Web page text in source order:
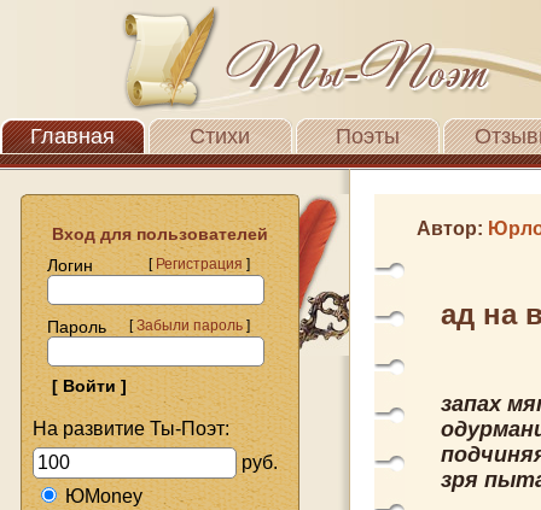
Главная Стихи Поэты
Вход для пользователей
Логин
[Регистрация]
Пароль [Забыли пароль]
На развитие Ты-Поэт:
руб.
ЮMoney
Автор:
ад на
запах
зря